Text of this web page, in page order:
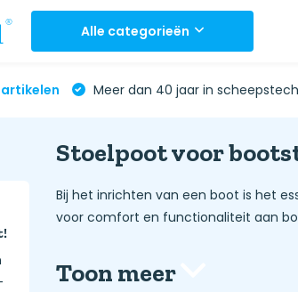
Alle categorieën
Meer dan 40 jaar in
Stoelpoot voor
Bij het inrichten van een boot is het
voor comfort en functionaliteit aan
Toon meer